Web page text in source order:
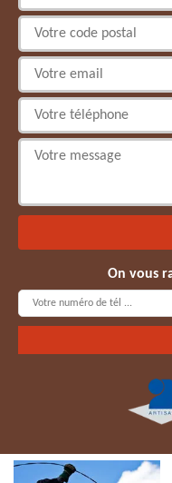
On vous